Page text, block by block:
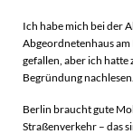
Ich habe mich bei der
Abgeordnetenhaus
gefallen, aber ich
Begründung nachlesen.
Berlin braucht gute
Straßenverkehr – das